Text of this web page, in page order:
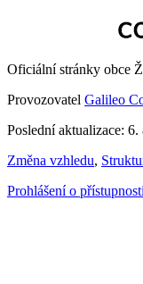
Oficiální stránky obce
Provozovatel Galileo
Poslední aktualizace: 6.
Změna vzhledu,
Prohlášení o